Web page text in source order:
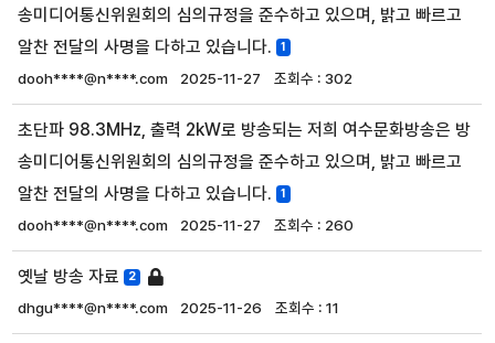
송미디어통신위원회의 심의규정을 준수하고 있으며, 밝고 빠르고
알찬 전달의 사명을 다하고 있습니다.
1
dooh****@n****.com 2025-11-27 302
초단파 98.3MHz, 출력 2kW로 방송되는 저희 여수문화방송은 방
송미디어통신위원회의 심의규정을 준수하고 있으며, 밝고 빠르고
알찬 전달의 사명을 다하고 있습니다.
1
dooh****@n****.com 2025-11-27 260
옛날 방송 자료 2
dhgu****@n****.com 2025-11-26 11